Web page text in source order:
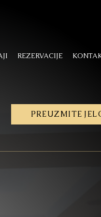
REZERVACIJE
PREUZMITE